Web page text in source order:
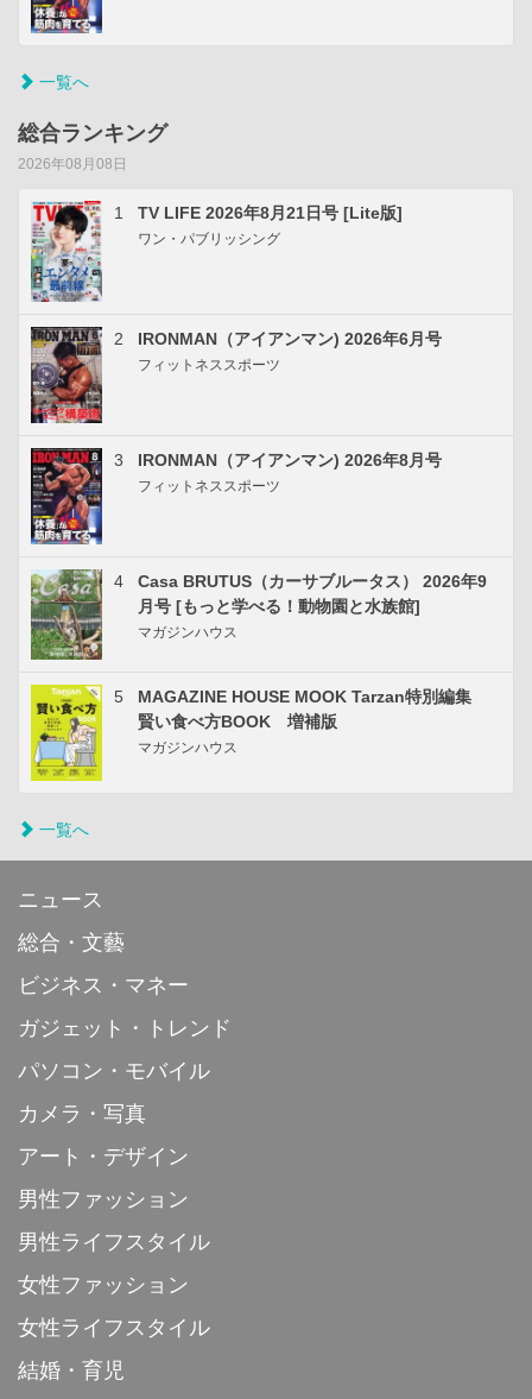
一覧へ
総合ランキング
2026年08月08日
1 TV LIFE 2026年8月21日号 [Lite版]
ワン・パブリッシング
2 IRONMAN（アイアンマン) 2026年6月号
フィットネススポーツ
3 IRONMAN（アイアンマン) 2026年8月号
フィットネススポーツ
4
Casa BRUTUS（カーサブルータス） 2026年9
月号 [もっと学べる！動物園と水族館]
マガジンハウス
5
MAGAZINE HOUSE MOOK Tarzan特別編集
賢い食べ方BOOK 増補版
マガジンハウス
一覧へ
ニュース
総合・文藝
ビジネス・マネー
ガジェット・トレンド
パソコン・モバイル
カメラ・写真
アート・デザイン
男性ファッション
男性ライフスタイル
女性ファッション
女性ライフスタイル
結婚・育児